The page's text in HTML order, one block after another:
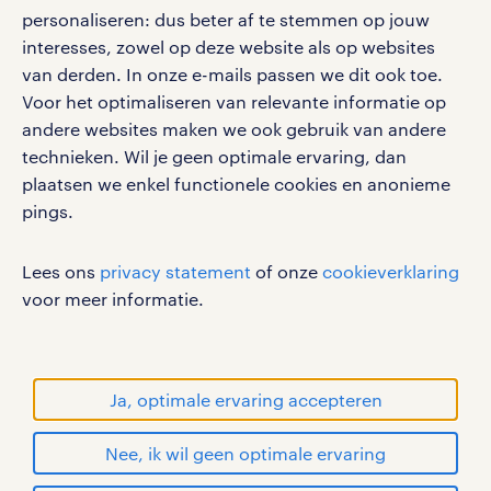
personaliseren: dus beter af te stemmen op jouw
interesses, zowel op deze website als op websites
van derden. In onze e-mails passen we dit ook toe.
Voor het optimaliseren van relevante informatie op
andere websites maken we ook gebruik van andere
technieken. Wil je geen optimale ervaring, dan
plaatsen we enkel functionele cookies en anonieme
pings.
Lees ons privacy statement of onze cookieverklaring
voor meer informatie.
Ja, optimale ervaring accepteren
Nee, ik wil geen optimale ervaring
werken bij randstad
gebruikersvoorwaarden
privacystatement
cookies
disclaimer
sitemap
RANDSTAD, HUMAN FORWARD en SHAPING THE
WORLD OF WORK zijn geregistreerde